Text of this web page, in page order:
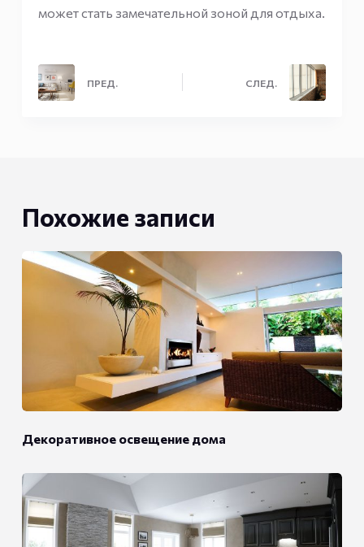
может стать замечательной зоной для отдыха.
ПРЕД. СЛЕД.
Похожие записи
Декоративное освещение дома